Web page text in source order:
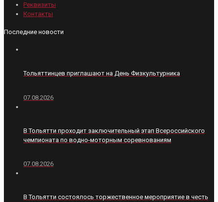
Реквизиты
Контакты
Последние новости
Тольяттинцев приглашают на День Физкультурника
07.08.2026
В Тольятти проходит заключительный этап Всероссийского
чемпионата по водно-моторным соревнованиям
07.08.2026
В Тольятти состоялось торжественное мероприятие в честь